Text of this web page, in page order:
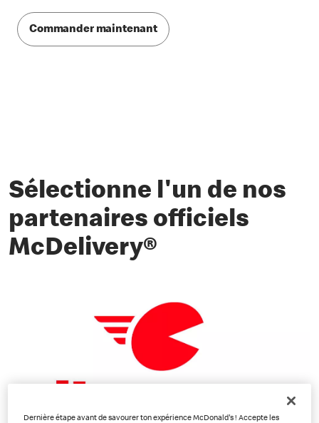
Commander maintenant
Sélectionne l'un de nos
partenaires officiels
McDelivery®
Dernière étape avant de savourer ton expérience McDonald's ! Accepte les